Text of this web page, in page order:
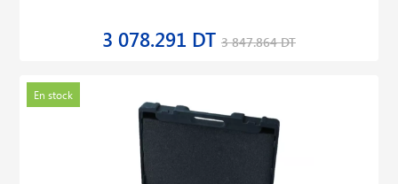
3 078.291 DT 3 847.864 DT
En stock